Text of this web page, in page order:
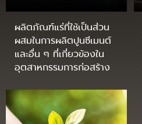
ผลิตภัณฑ์แร่ที่ใช้เป็นส่วน
ผสมในการผลิตปูนซีเมนต์
และอื่น ๆ ที่เกี่ยวข้องใน
อุตสาหกรรมการก่อสร้าง